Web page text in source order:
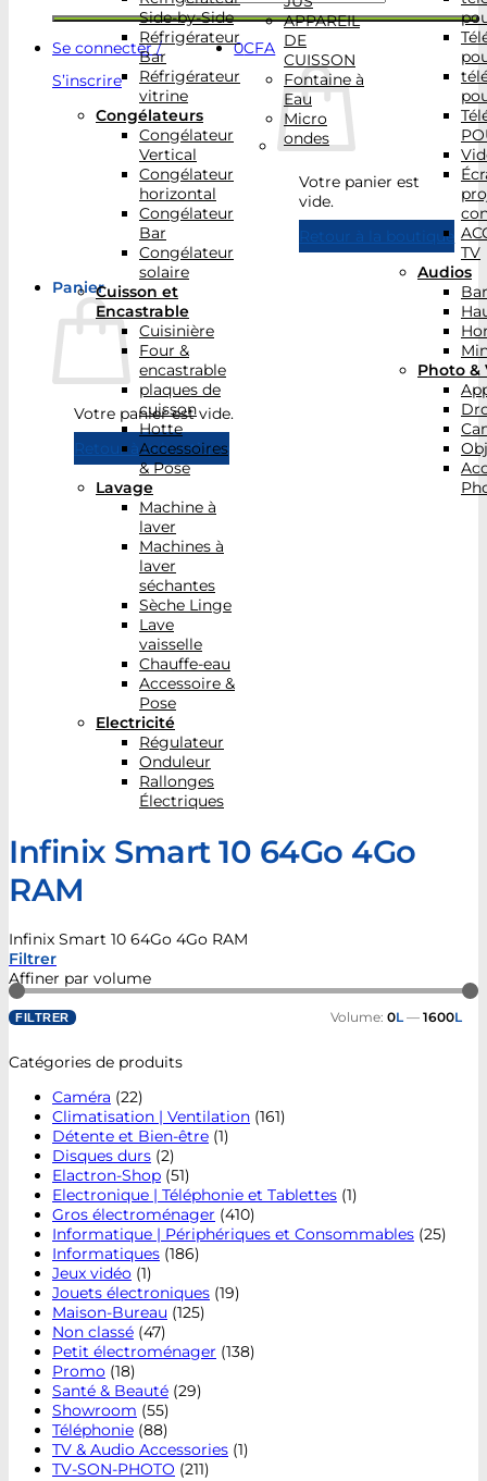
Se connecter /
S’inscrire
0CFA
Votre panier est
vide.
Retour à la boutique
Panier
Votre panier est vide.
Retour à la boutique
Side-by-Side
Réfrigérateur
Bar
Réfrigérateur
vitrine
Congélateurs
Congélateur
Vertical
Congélateur
horizontal
Congélateur
Bar
Congélateur
solaire
Cuisson et
Encastrable
Cuisinière
Four &
encastrable
plaques de
cuisson
Hotte
Accessoires
& Pose
Lavage
Machine à
laver
Machines à
laver
séchantes
Sèche Linge
Lave
vaisselle
Chauffe-eau
Accessoire &
Pose
Electricité
Régulateur
Onduleur
Rallonges
Électriques
APPAREIL
DE
CUISSON
Fontaine à
Eau
Micro
ondes
TV
Audios
Photo &
Infinix Smart 10 64Go 4Go
RAM
Infinix Smart 10 64Go 4Go RAM
Filtrer
Affiner par volume
FILTRER Volume: 0L — 1600L
Catégories de produits
Caméra (22)
Climatisation | Ventilation (161)
Détente et Bien-être (1)
Disques durs (2)
Elactron-Shop (51)
Electronique | Téléphonie et Tablettes (1)
Gros électroménager (410)
Informatique | Périphériques et Consommables (25)
Informatiques (186)
Jeux vidéo (1)
Jouets électroniques (19)
Maison-Bureau (125)
Non classé (47)
Petit électroménager (138)
Promo (18)
Santé & Beauté (29)
Showroom (55)
Téléphonie (88)
TV & Audio Accessories (1)
TV-SON-PHOTO (211)